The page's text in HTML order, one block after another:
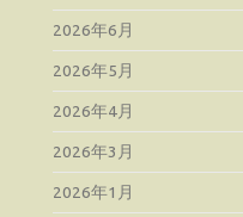
2026年6月
2026年5月
2026年4月
2026年3月
2026年1月